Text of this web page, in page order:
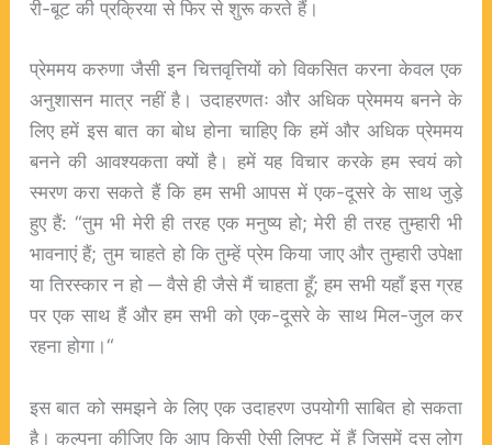
री-बूट की प्रक्रिया से फिर से शुरू करते हैं।
प्रेममय करुणा जैसी इन चित्तवृत्तियों को विकसित करना केवल एक
अनुशासन मात्र नहीं है। उदाहरणतः और अधिक प्रेममय बनने के
लिए हमें इस बात का बोध होना चाहिए कि हमें और अधिक प्रेममय
बनने की आवश्यकता क्यों है। हमें यह विचार करके हम स्वयं को
स्मरण करा सकते हैं कि हम सभी आपस में एक-दूसरे के साथ जुड़े
हुए हैं: “तुम भी मेरी ही तरह एक मनुष्य हो; मेरी ही तरह तुम्हारी भी
भावनाएं हैं; तुम चाहते हो कि तुम्हें प्रेम किया जाए और तुम्हारी उपेक्षा
या तिरस्कार न हो ─ वैसे ही जैसे मैं चाहता हूँ; हम सभी यहाँ इस ग्रह
पर एक साथ हैं और हम सभी को एक-दूसरे के साथ मिल-जुल कर
रहना होगा।“
इस बात को समझने के लिए एक उदाहरण उपयोगी साबित हो सकता
है। कल्पना कीजिए कि आप किसी ऐसी लिफ्ट में हैं जिसमें दस लोग